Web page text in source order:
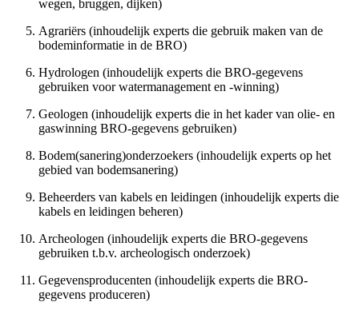
wegen, bruggen, dijken)
Agrariërs (inhoudelijk experts die gebruik maken van de
bodeminformatie in de BRO)
Hydrologen (inhoudelijk experts die BRO-gegevens
gebruiken voor watermanagement en -winning)
Geologen (inhoudelijk experts die in het kader van olie- en
gaswinning BRO-gegevens gebruiken)
Bodem(sanering)onderzoekers (inhoudelijk experts op het
gebied van bodemsanering)
Beheerders van kabels en leidingen (inhoudelijk experts die
kabels en leidingen beheren)
Archeologen (inhoudelijk experts die BRO-gegevens
gebruiken t.b.v. archeologisch onderzoek)
Gegevensproducenten (inhoudelijk experts die BRO-
gegevens produceren)